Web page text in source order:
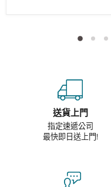
送貨上門
指定速遞公司
最快即日送上門!